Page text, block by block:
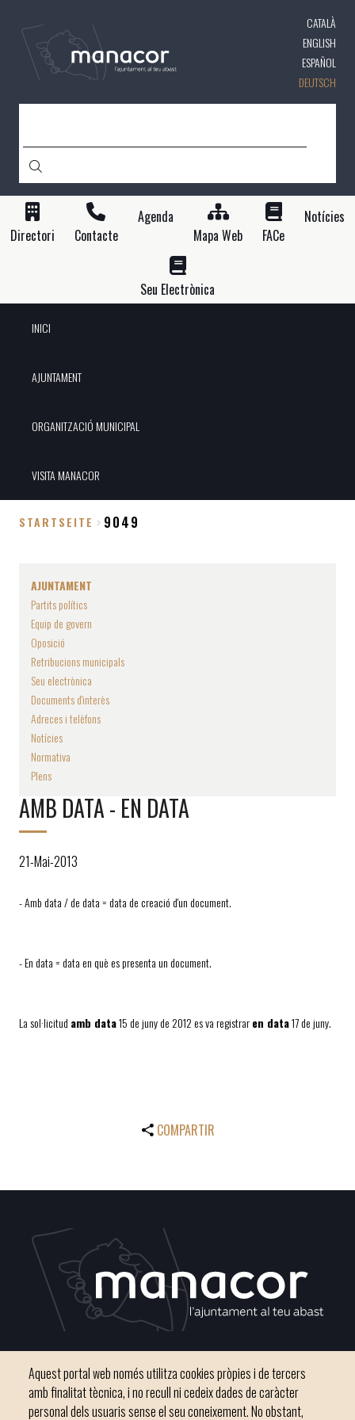
CATALÀ
ENGLISH
ESPAÑOL
DEUTSCH
Directori Contacte
Agenda
Mapa Web
FACe
Notícies
Seu Electrònica
INICI
AJUNTAMENT
ORGANITZACIÓ MUNICIPAL
VISITA MANACOR
STARTSEITE 9049
AJUNTAMENT
Partits polítics
Equip de govern
Oposició
Retribucions municipals
Seu electrònica
Documents d'interès
Adreces i telèfons
Notícies
Normativa
Plens
AMB DATA - EN DATA
21-Mai-2013
- Amb data / de data = data de creació d'un document.
- En data = data en què es presenta un document.
La sol·licitud amb data15 de juny de 2012 es va registraren data17 de juny.
COMPARTIR
Phone 971 84 91 00 - CIF: P0703300D
Aquest portal web només utilitza cookies pròpies i de tercers
amb finalitat tècnica, i no recull ni cedeix dades de caràcter
personal dels usuaris sense el seu coneixement. No obstant,